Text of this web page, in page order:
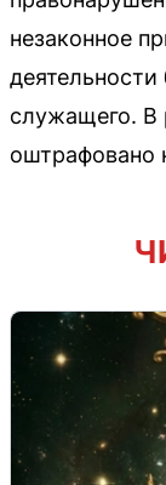
незаконное
служащего. В
оштрафовано